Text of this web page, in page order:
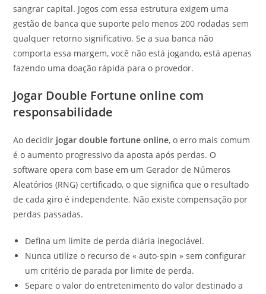
sangrar capital. Jogos com essa estrutura exigem uma
gestão de banca que suporte pelo menos 200 rodadas sem
qualquer retorno significativo. Se a sua banca não
comporta essa margem, você não está jogando, está apenas
fazendo uma doação rápida para o provedor.
Jogar Double Fortune online com
responsabilidade
Ao decidir jogar double fortune online, o erro mais comum
é o aumento progressivo da aposta após perdas. O
software opera com base em um Gerador de Números
Aleatórios (RNG) certificado, o que significa que o resultado
de cada giro é independente. Não existe compensação por
perdas passadas.
Defina um limite de perda diária inegociável.
Nunca utilize o recurso de « auto-spin » sem configurar
um critério de parada por limite de perda.
Separe o valor do entretenimento do valor destinado a